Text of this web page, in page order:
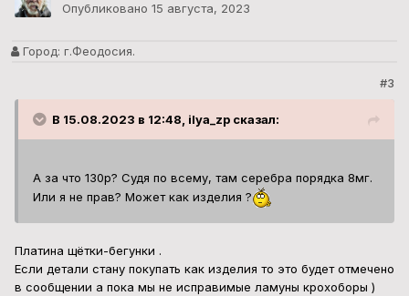
Опубликовано 15 августа, 2023
Город: г.Феодосия.
#3
В 15.08.2023 в 12:48, ilya_zp сказал:
А за что 130р? Судя по всему, там серебра порядка 8мг.
Или я не прав? Может как изделия ?
Платина щётки-бегунки .
Если детали стану покупать как изделия то это будет отмечено
в сообщении а пока мы не исправимые ламуны крохоборы )